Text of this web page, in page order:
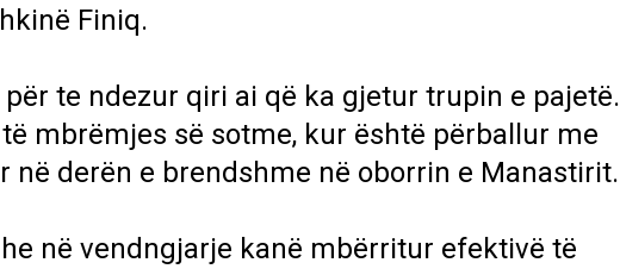
Finiq.
te ndezur qiri ai që ka gjetur trupin e pajetë.
mbrëmjes së sotme, kur është përballur me
në derën e brendshme në oborrin e Manastirit.
në vendngjarje kanë mbërritur efektivë të